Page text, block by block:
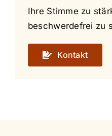
Ihre Stimme zu
beschwerdefrei zu
Kontakt